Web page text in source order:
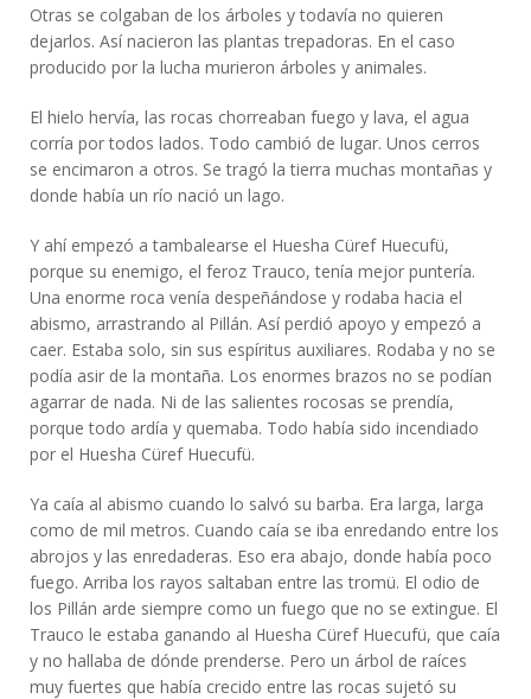
Otras se colgaban de los árboles y todavía no quieren
dejarlos. Así nacieron las plantas trepadoras. En el caso
producido por la lucha murieron árboles y animales.
El hielo hervía, las rocas chorreaban fuego y lava, el agua
corría por todos lados. Todo cambió de lugar. Unos cerros
se encimaron a otros. Se tragó la tierra muchas montañas y
donde había un río nació un lago.
Y ahí empezó a tambalearse el Huesha Cüref Huecufü,
porque su enemigo, el feroz Trauco, tenía mejor puntería.
Una enorme roca venía despeñándose y rodaba hacia el
abismo, arrastrando al Pillán. Así perdió apoyo y empezó a
caer. Estaba solo, sin sus espíritus auxiliares. Rodaba y no se
podía asir de la montaña. Los enormes brazos no se podían
agarrar de nada. Ni de las salientes rocosas se prendía,
porque todo ardía y quemaba. Todo había sido incendiado
por el Huesha Cüref Huecufü.
Ya caía al abismo cuando lo salvó su barba. Era larga, larga
como de mil metros. Cuando caía se iba enredando entre los
abrojos y las enredaderas. Eso era abajo, donde había poco
fuego. Arriba los rayos saltaban entre las tromü. El odio de
los Pillán arde siempre como un fuego que no se extingue. El
Trauco le estaba ganando al Huesha Cüref Huecufü, que caía
y no hallaba de dónde prenderse. Pero un árbol de raíces
muy fuertes que había crecido entre las rocas sujetó su